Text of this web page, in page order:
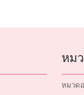
หม
หมวด